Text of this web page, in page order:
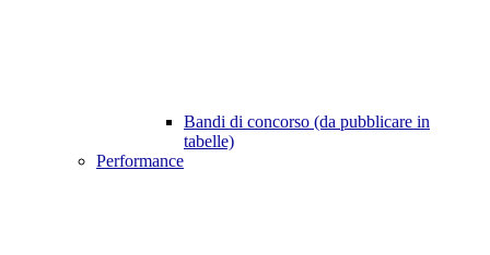
Bandi di concorso (da pubblicare in
tabelle)
Performance